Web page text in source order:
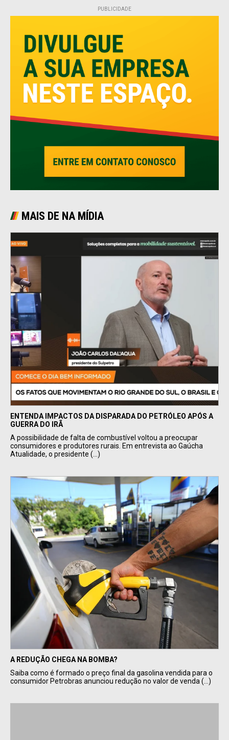
PUBLICIDADE
MAIS DE NA MÍDIA
ENTENDA IMPACTOS DA DISPARADA DO PETRÓLEO APÓS A
GUERRA DO IRÃ
A possibilidade de falta de combustível voltou a preocupar
consumidores e produtores rurais. Em entrevista ao Gaúcha
Atualidade, o presidente (...)
A REDUÇÃO CHEGA NA BOMBA?
Saiba como é formado o preço final da gasolina vendida para o
consumidor Petrobras anunciou redução no valor de venda (...)